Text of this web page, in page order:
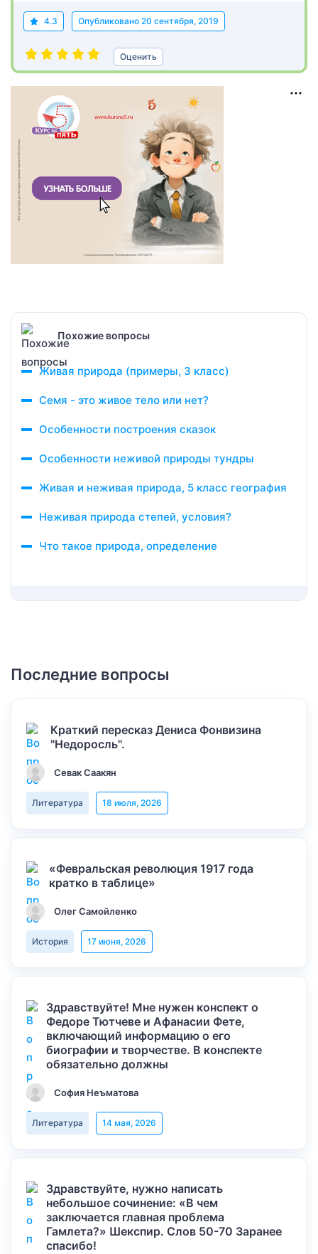
4.3 Опубликовано 20 сентября, 2019
Оценить
Похожие вопросы
Живая природа (примеры, 3 класс)
Семя - это живое тело или нет?
Особенности построения сказок
Особенности неживой природы тундры
Живая и неживая природа, 5 класс география
Неживая природа степей, условия?
Что такое природа, определение
Последние вопросы
Краткий пересказ Дениса Фонвизина
"Недоросль".
Севак Саакян
Литература 18 июля, 2026
«Февральская революция 1917 года
кратко в таблице»
Олег Самойленко
История 17 июня, 2026
Здравствуйте! Мне нужен конспект о
Федоре Тютчеве и Афанасии Фете,
включающий информацию о его
биографии и творчестве. В конспекте
обязательно должны
София Неъматова
Литература 14 мая, 2026
Здравствуйте, нужно написать
небольшое сочинение: «В чем
заключается главная проблема
Гамлета?» Шекспир. Слов 50-70 Заранее
спасибо!